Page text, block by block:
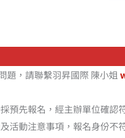
題，請聯繫羽昇國際 陳小姐
預先報名，經主辦單位確認
活動注意事項，報名身份